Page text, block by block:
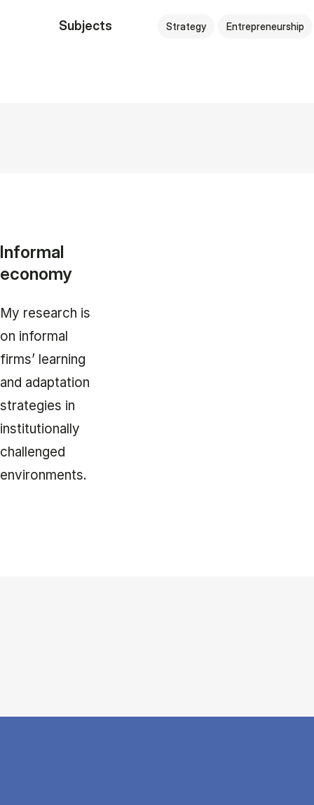
Subjects Strategy Entrepreneurship
Informal
economy
My research is
on informal
firms’ learning
and adaptation
strategies in
institutionally
challenged
environments.